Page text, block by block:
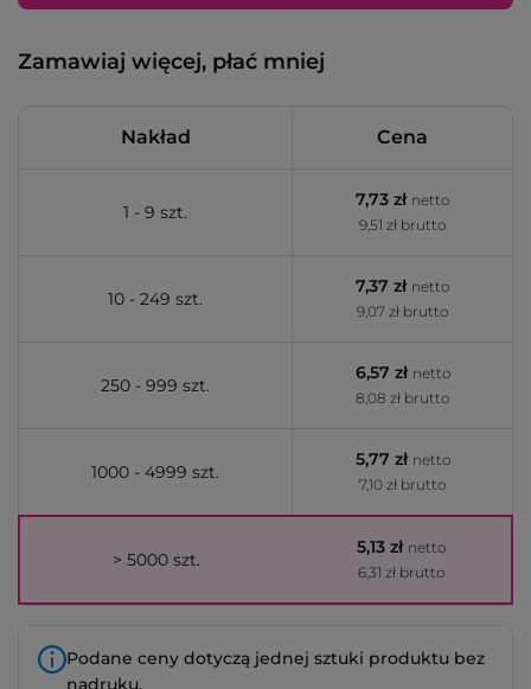
Zamawiaj więcej, płać mniej
Nakład Cena
1 - 9 szt.
7,73 zł netto
9,51 zł brutto
10 - 249 szt.
7,37 zł netto
9,07 zł brutto
250 - 999 szt.
6,57 zł netto
8,08 zł brutto
1000 - 4999 szt.
5,77 zł netto
7,10 zł brutto
> 5000 szt.
5,13 zł netto
6,31 zł brutto
Podane ceny dotyczą jednej sztuki produktu bez
nadruku.